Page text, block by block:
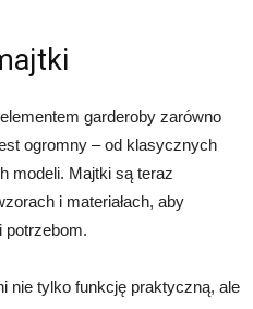
garderoby zarówno
ogromny – od klasycznych
modeli. Majtki są teraz
i materiałach, aby
potrzebom.
nie tylko funkcję praktyczną, ale